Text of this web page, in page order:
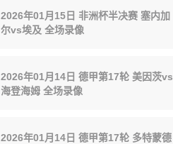
2026年01月15日 非洲杯半决赛 塞内加
尔vs埃及 全场录像
2026年01月14日 德甲第17轮 美因茨vs
海登海姆 全场录像
2026年01月14日 德甲第17轮 多特蒙德